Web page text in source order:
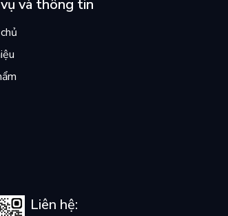
và thông tin
Liên hệ: